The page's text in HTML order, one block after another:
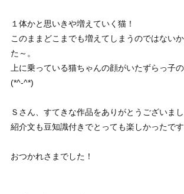
１体かと思いきや増えていく猫！
このままどこまでも増えてしまうのではない
た～。
上に乗っている猫ちゃんの顔がいたずらっ子
(*^-^*)
Ｓさん、すてきな作品をありがとうございまし
紹介文も豆知識付きでとっても楽しかったです
おつかれさまでした！